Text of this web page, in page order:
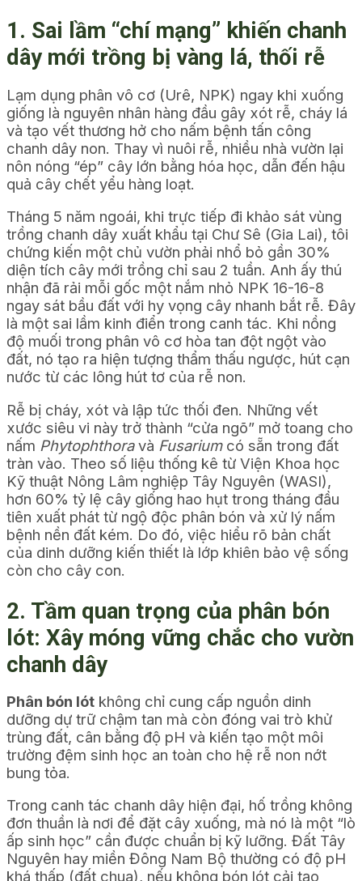
1. Sai lầm “chí mạng” khiến chanh
dây mới trồng bị vàng lá, thối rễ
Lạm dụng phân vô cơ (Urê, NPK) ngay khi xuống
giống là nguyên nhân hàng đầu gây xót rễ, cháy lá
và tạo vết thương hở cho nấm bệnh tấn công
chanh dây non. Thay vì nuôi rễ, nhiều nhà vườn lại
nôn nóng “ép” cây lớn bằng hóa học, dẫn đến hậu
quả cây chết yểu hàng loạt.
Tháng 5 năm ngoái, khi trực tiếp đi khảo sát vùng
trồng chanh dây xuất khẩu tại Chư Sê (Gia Lai), tôi
chứng kiến một chủ vườn phải nhổ bỏ gần 30%
diện tích cây mới trồng chỉ sau 2 tuần. Anh ấy thú
nhận đã rải mỗi gốc một nắm nhỏ NPK 16-16-8
ngay sát bầu đất với hy vọng cây nhanh bắt rễ. Đây
là một sai lầm kinh điển trong canh tác. Khi nồng
độ muối trong phân vô cơ hòa tan đột ngột vào
đất, nó tạo ra hiện tượng thẩm thấu ngược, hút cạn
nước từ các lông hút tơ của rễ non.
Rễ bị cháy, xót và lập tức thối đen. Những vết
xước siêu vi này trở thành “cửa ngõ” mở toang cho
nấm Phytophthoravà Fusariumcó sẵn trong đất
tràn vào. Theo số liệu thống kê từ Viện Khoa học
Kỹ thuật Nông Lâm nghiệp Tây Nguyên (WASI),
hơn 60% tỷ lệ cây giống hao hụt trong tháng đầu
tiên xuất phát từ ngộ độc phân bón và xử lý nấm
bệnh nền đất kém. Do đó, việc hiểu rõ bản chất
của dinh dưỡng kiến thiết là lớp khiên bảo vệ sống
còn cho cây con.
2. Tầm quan trọng của phân bón
lót: Xây móng vững chắc cho vườn
chanh dây
Phân bón lót không chỉ cung cấp nguồn dinh
dưỡng dự trữ chậm tan mà còn đóng vai trò khử
trùng đất, cân bằng độ pH và kiến tạo một môi
trường đệm sinh học an toàn cho hệ rễ non nớt
bung tỏa.
Trong canh tác chanh dây hiện đại, hố trồng không
đơn thuần là nơi để đặt cây xuống, mà nó là một “lò
ấp sinh học” cần được chuẩn bị kỹ lưỡng. Đất Tây
Nguyên hay miền Đông Nam Bộ thường có độ pH
khá thấp (đất chua), nếu không bón lót cải tạo